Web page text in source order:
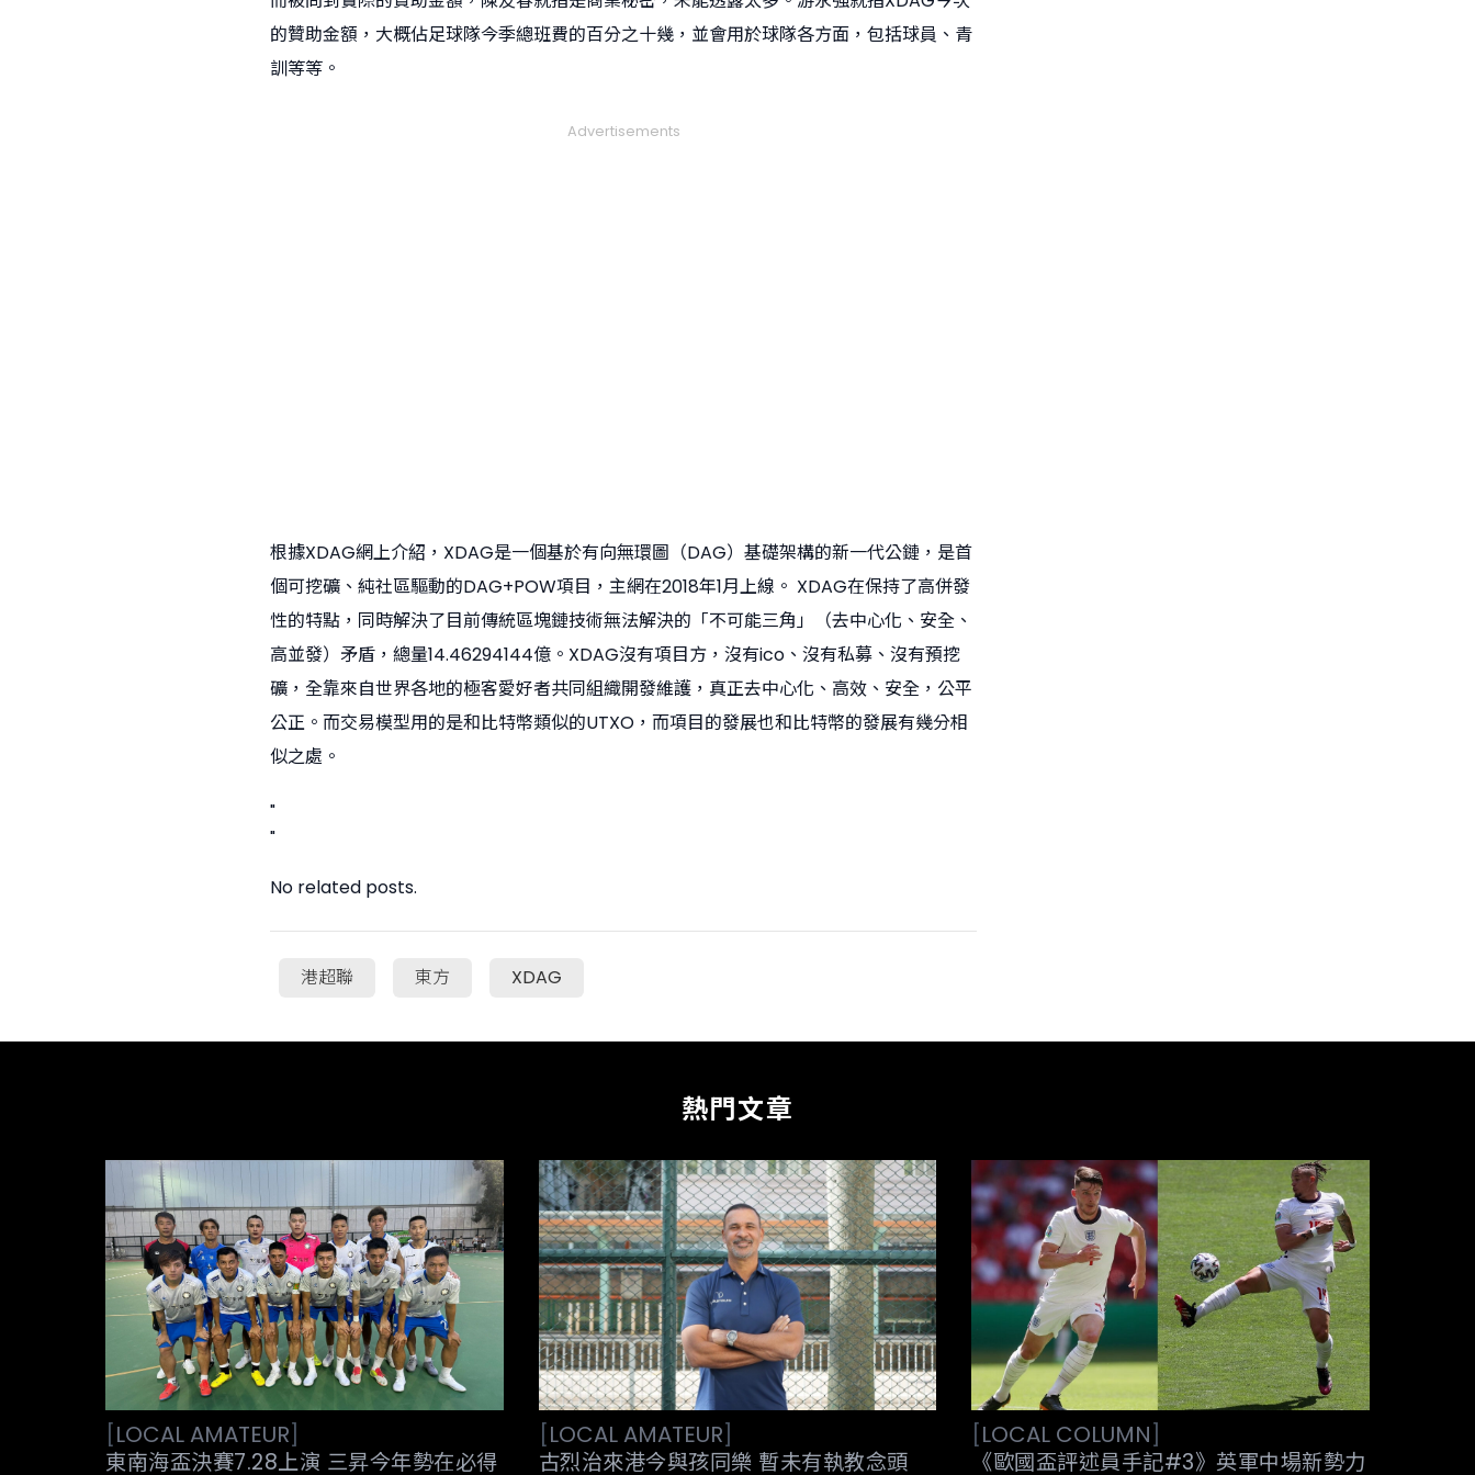
的贊助金額，大概佔足球隊今季總班費的百分之十幾，並會用於球隊各方面，包括球員、青
訓等等。
Advertisements
根據XDAG網上介紹，XDAG是一個基於有向無環圖（DAG）基礎架構的新一代公鏈，是首
個可挖礦、純社區驅動的DAG+POW項目，主網在2018年1月上線。 XDAG在保持了高併發
性的特點，同時解決了目前傳統區塊鏈技術無法解決的「不可能三角」（去中心化、安全、
高並發）矛盾，總量14.46294144億。XDAG沒有項目方，沒有ico、沒有私募、沒有預挖
礦，全靠來自世界各地的極客愛好者共同組織開發維護，真正去中心化、高效、安全，公平
公正。而交易模型用的是和比特幣類似的UTXO，而項目的發展也和比特幣的發展有幾分相
似之處。
"
"
No related posts.
港超聯 東方 XDAG
熱門文章
[LOCAL AMATEUR]
東南海盃決賽7.28上演 三昇今年勢在必得
[LOCAL AMATEUR]
古烈治來港今與孩同樂 暫未有執教念頭
[LOCAL COLUMN]
《歐國盃評述員手記#3》英軍中場新勢力